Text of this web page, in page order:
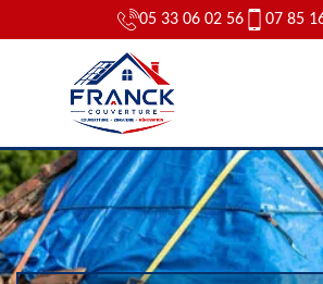
05 33 06 02 56 07 85